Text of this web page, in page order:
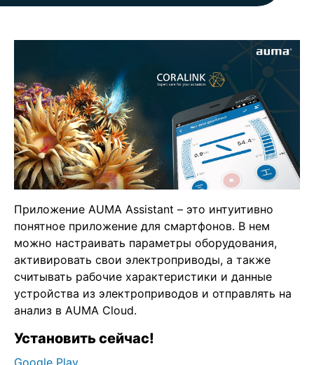
Приложение AUMA Assistant – это интуитивно
понятное приложение для смартфонов. В нем
можно настраивать параметры оборудования,
активировать свои электроприводы, а также
считывать рабочие характеристики и данные
устройства из электроприводов и отправлять на
анализ в AUMA Cloud.
Установить сейчас!